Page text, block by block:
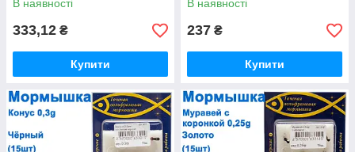
В наявності
333,12 ₴
Купити
В наявності
237 ₴
Купити